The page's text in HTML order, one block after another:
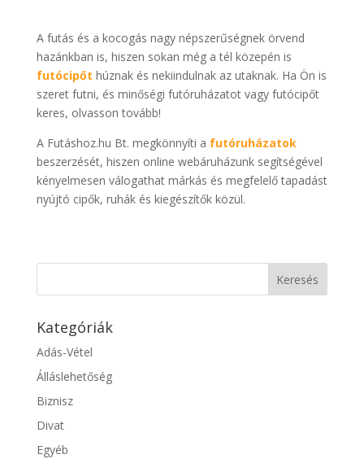
A futás és a kocogás nagy népszerűségnek örvend
hazánkban is, hiszen sokan még a tél közepén is
futócipőt húznak és nekiindulnak az utaknak. Ha Ön is
szeret futni, és minőségi futóruházatot vagy futócipőt
keres, olvasson tovább!
A Futáshoz.hu Bt. megkönnyíti a futóruházatok
beszerzését, hiszen online webáruházunk segítségével
kényelmesen válogathat márkás és megfelelő tapadást
nyújtó cipők, ruhák és kiegészítők közül.
Kategóriák
Adás-Vétel
Álláslehetőség
Biznisz
Divat
Egyéb